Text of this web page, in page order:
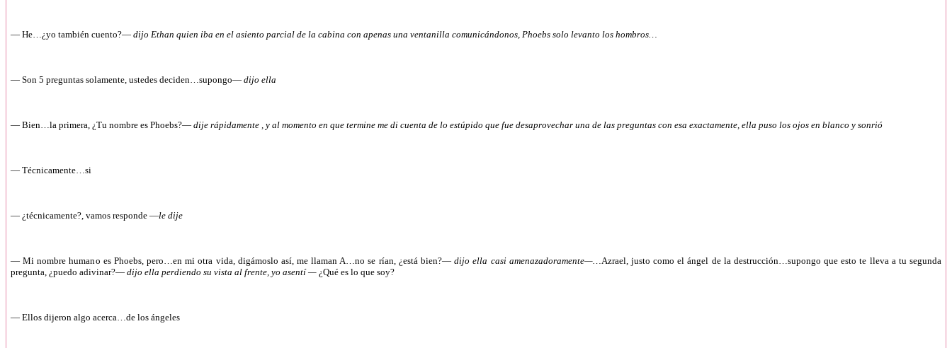
— He…¿yo también cuento?— dijo Ethan quien iba en el asiento parcial de la cabina con apenas una ventanilla comunicándonos, Phoebs solo levanto los hombros…
— Son 5 preguntas solamente, ustedes deciden…supongo— dijo ella
— Bien…la primera, ¿Tu nombre es Phoebs?— dije rápidamente , y al momento en que termine me di cuenta de lo estúpido que fue desaprovechar una de las preguntas con esa exactamente, ella puso los ojos en blanco y sonrió
— Técnicamente…si
— ¿técnicamente?, vamos responde —le dije
— Mi nombre humano es Phoebs, pero…en mi otra vida, digámoslo así, me llaman A…no se rían, ¿está bien?— dijo ella casi amenazadoramente—…Azrael, justo como el ángel de la destrucción…supongo que esto te lleva a tu segunda
pregunta, ¿puedo adivinar?— dijo ella perdiendo su vista al frente, yo asentí — ¿Qué es lo que soy?
— Ellos dijeron algo acerca…de los ángeles